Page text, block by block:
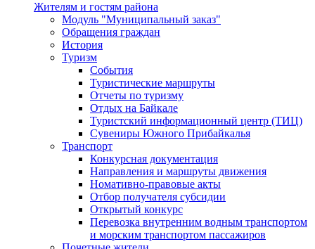
Жителям и гостям района
Модуль "Муниципальный заказ"
Обращения граждан
История
Туризм
События
Туристические маршруты
Отчеты по туризму
Отдых на Байкале
Туристский информационный центр (ТИЦ)
Сувениры Южного Прибайкалья
Транспорт
Конкурсная документация
Направления и маршруты движения
Номативно-правовые акты
Отбор получателя субсидии
Открытый конкурс
Перевозка внутренним водным транспортом
и морским транспортом пассажиров